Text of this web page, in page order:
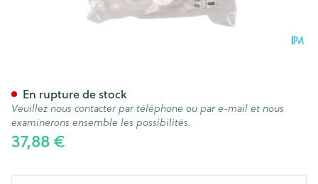
37,88 €
En rupture de stock
Veuillez nous contacter par téléphone ou par e-mail et nous
examinerons ensemble les possibilités.